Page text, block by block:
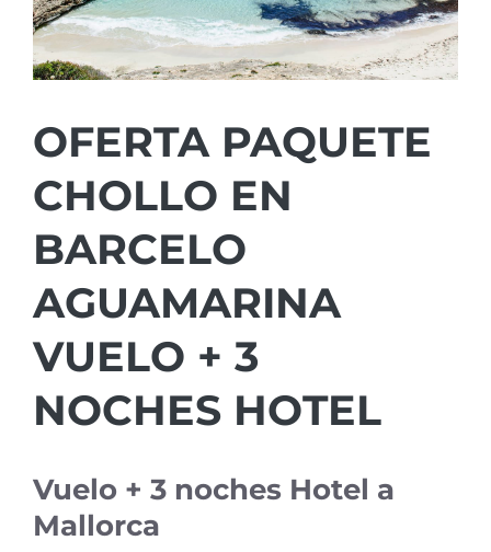
OFERTA PAQUETE
CHOLLO EN
BARCELO
AGUAMARINA
VUELO + 3
NOCHES HOTEL
Vuelo + 3 noches Hotel a
Mallorca